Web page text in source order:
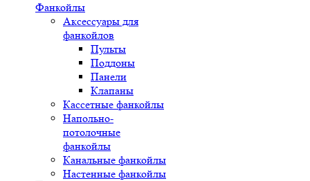
Фанкойлы
Аксессуары для
фанкойлов
Пульты
Поддоны
Панели
Клапаны
Кассетные фанкойлы
Напольно-
потолочные
фанкойлы
Канальные фанкойлы
Настенные фанкойлы